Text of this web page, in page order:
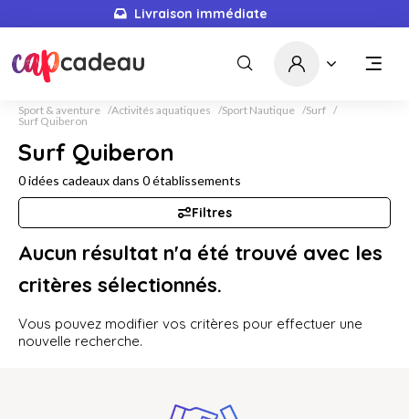
Livraison immédiate
Sport & aventure Activités aquatiques Sport Nautique
Surf
Surf Quiberon
Surf Quiberon
0idées cadeaux dans 0établissements
Filtres
Aucun résultat n'a été trouvé avec les
critères sélectionnés.
Vous pouvez modifier vos critères pour effectuer une
nouvelle recherche.